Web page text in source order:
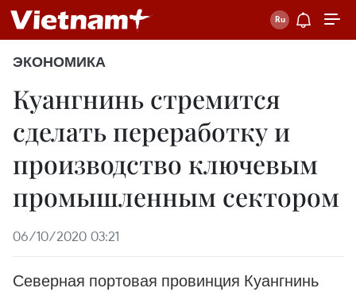
ЭКОНОМИКА
Куангнинь стремится
сделать переработку и
производство ключевым
промышленным сектором
06/10/2020 03:21
Северная портовая провинция Куангнинь